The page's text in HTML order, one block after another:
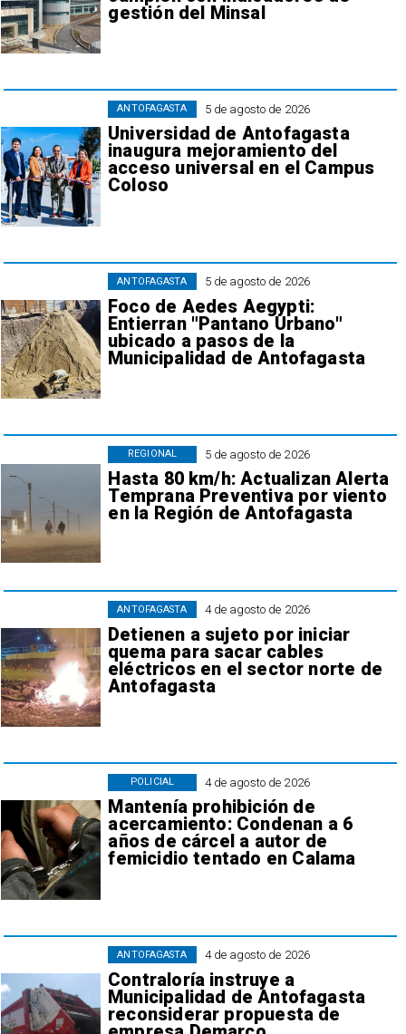
gestión del Minsal
5 de agosto de 2026
Universidad de Antofagasta
inaugura mejoramiento del
acceso universal en el Campus
Coloso
ANTOFAGASTA
5 de agosto de 2026
Foco de Aedes Aegypti:
Entierran "Pantano Urbano"
ubicado a pasos de la
Municipalidad de Antofagasta
ANTOFAGASTA
5 de agosto de 2026
Hasta 80 km/h: Actualizan Alerta
Temprana Preventiva por viento
en la Región de Antofagasta
REGIONAL
4 de agosto de 2026
Detienen a sujeto por iniciar
quema para sacar cables
eléctricos en el sector norte de
Antofagasta
ANTOFAGASTA
4 de agosto de 2026
Mantenía prohibición de
acercamiento: Condenan a 6
años de cárcel a autor de
femicidio tentado en Calama
POLICIAL
4 de agosto de 2026
Contraloría instruye a
Municipalidad de Antofagasta
reconsiderar propuesta de
ANTOFAGASTA